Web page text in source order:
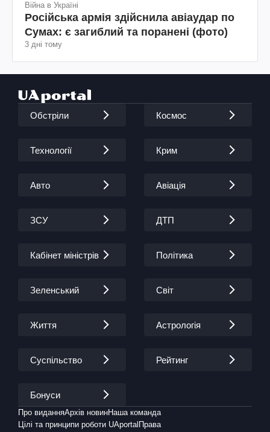
Війна в Україні
Російська армія здійснила авіаудар по
Сумах: є загиблий та поранені (фото)
3 дні тому
Обстріли Космос
Технології Крим
Авто Авіація
ЗСУ ДТП
Кабінет міністрів Політика
Зеленський Світ
Життя Астрологія
Суспільство Рейтинг
Бонуси
Про виданняАрхів новинНаша команда
Цілі та принципи роботи UAportal Права